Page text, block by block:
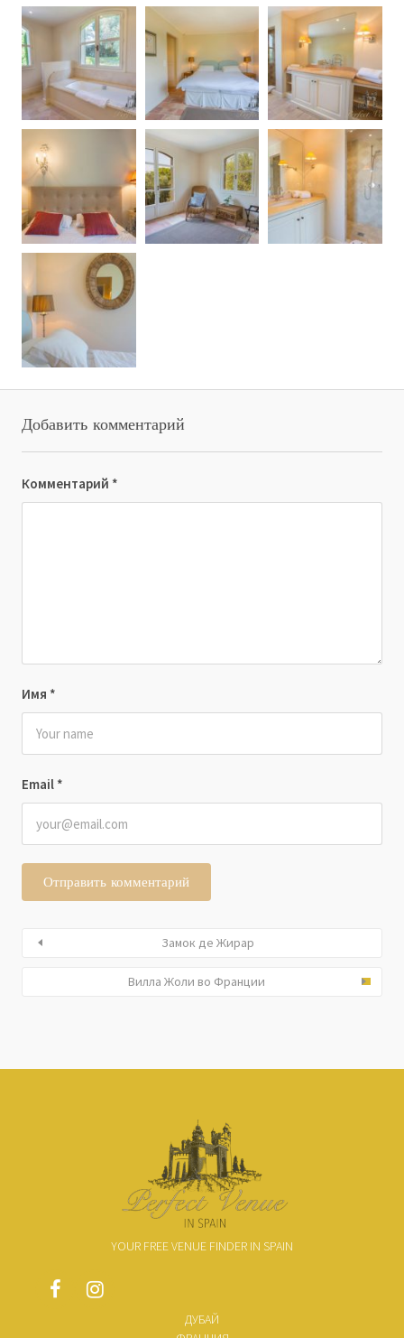
Добавить комментарий
Комментарий *
Имя *
Email *
Замок де Жирар
Вилла Жоли во Франции
YOUR FREE VENUE FINDER IN SPAIN
ДУБАЙ